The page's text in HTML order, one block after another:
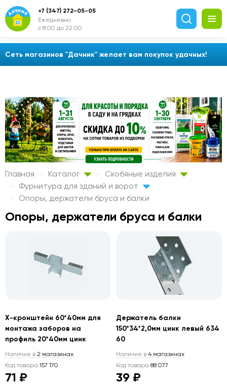
Сеть магазинов "Дачник" желает вам покупок удачных!
+7 (347) 272-05-05
Ежедневно
с 8:00 до 22:00
Главная Каталог
Скобяные изделия
Фурнитура для зданий и ворот
Опоры, держатели бруса и балки
Опоры, держатели бруса и балки
X-кронштейн 60*40мм для
монтажа заборов на
профиль 20*40мм цинк
Наличие в 2 магазинах
Код товара 157 170
71 ₽
Держатель балки
150*34*2,0мм цинк левый 634
60
Наличие в 4 магазинах
Код товара 88 077
39 ₽